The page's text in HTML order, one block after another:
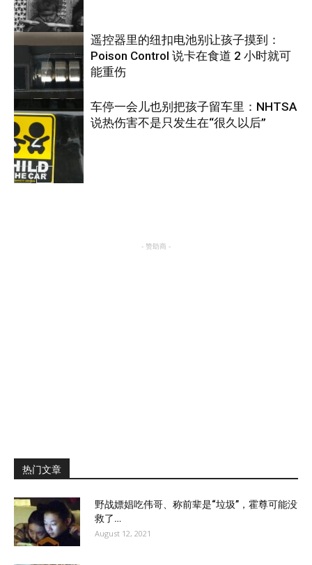
热点
热点
遥控器里的纽扣电池别让孩子摸到：
Poison Control 说卡在食道 2 小时就可
能重伤
车停一会儿也别把孩子留车里：NHTSA
说热伤害不是只发生在“很久以后”
- 赞助商 -
热门文章
野战嫖娼吃伟哥、称前辈是“垃圾”，霍尊可能没
救了…
August 12, 2021